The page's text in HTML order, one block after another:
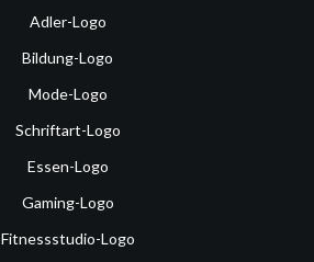
Adler-Logo
Bildung-Logo
Mode-Logo
Schriftart-Logo
Essen-Logo
Gaming-Logo
Fitnessstudio-Logo